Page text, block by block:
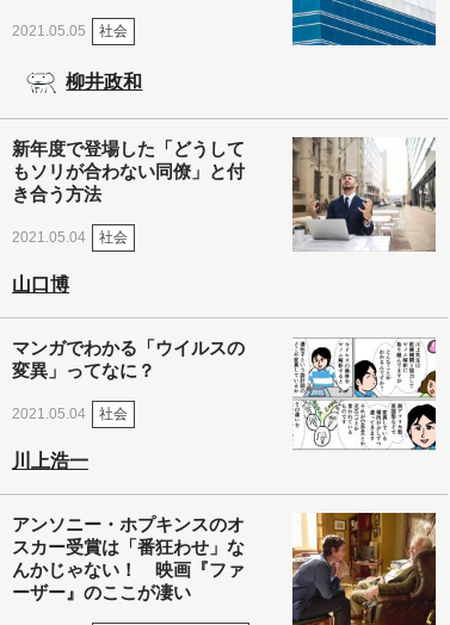
2021.05.05 社会
柳井政和
新年度で登場した「どうして
もソリが合わない同僚」と付
き合う方法
2021.05.04 社会
山口博
マンガでわかる「ウイルスの
変異」ってなに？
2021.05.04 社会
川上浩一
アンソニー・ホプキンスのオ
スカー受賞は「番狂わせ」な
んかじゃない！ 映画『ファ
ーザー』のここが凄い